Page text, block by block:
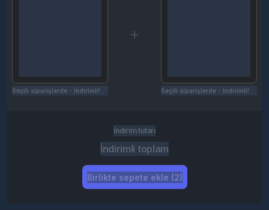
Seçili siparişlerde - İndirimli! Seçili siparişlerde - İndirimli!
İndirim tutarı
İndirimli toplam
Birlikte sepete ekle (2)